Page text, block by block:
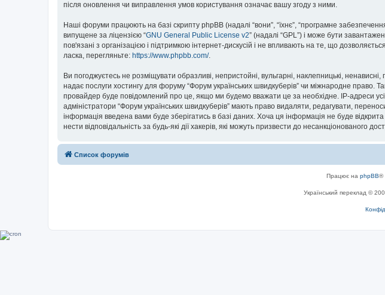
після оновлення чи виправлення умов користування означає вашу згоду з ними.
Наші форуми працюють на базі скрипту phpBB (надалі “вони”, “їхнє”, “програмне
випущене за ліцензією “GNU General Public License v2” (надалі “GPL”) і може бути
пов'язані з організацією і підтримкою інтернет-дискусій і не впливають на те, що
ласка, перегляньте: https://www.phpbb.com/.
Ви погоджуєтесь не розміщувати образливі, непристойні, вульгарні, наклепницькі,
надає послуги хостингу для форуму “Форум українських швидкуберів” чи міжнародне право.
провайдер буде повідомлений про це, якщо ми будемо вважати це за необхідне. IP-адреси
адміністратори “Форум українських швидкуберів” мають право видаляти, редагувати,
інформація введена вами буде зберігатись в базі даних. Хоча ця інформація не буде
нести відповідальність за будь-які дії хакерів, які можуть призвести до несанкціонованого
Список форумів
Працює на phpBB®
Український переклад ©